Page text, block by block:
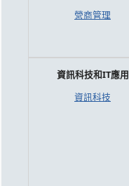
營商管理
資訊科技和IT應用
資訊科技